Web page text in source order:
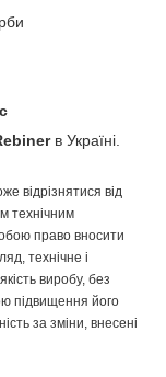
в Україні.
відрізнятися від
технічним
право вносити
технічне і
виробу, без
підвищення його
за зміни, внесені